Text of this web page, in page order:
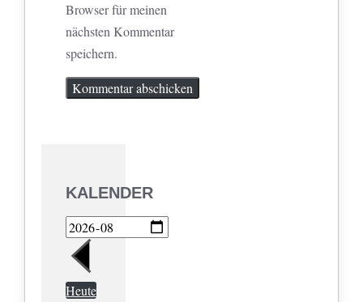
Browser für meinen
nächsten Kommentar
speichern.
KALENDER
Heute